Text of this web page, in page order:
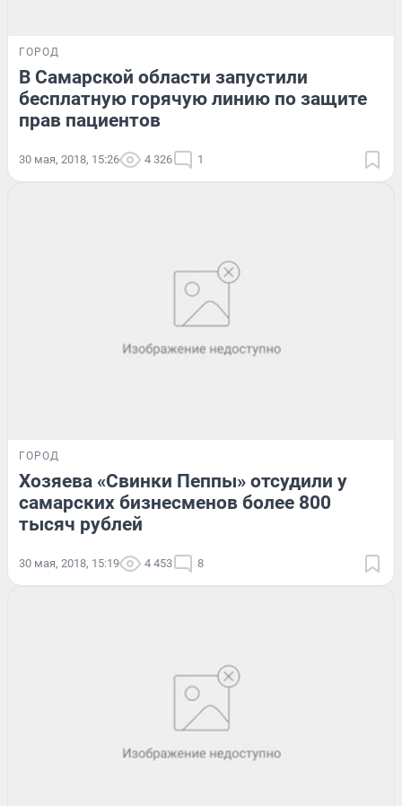
ГОРОД
В Самарской области запустили
бесплатную горячую линию по защите
прав пациентов
30 мая, 2018, 15:26 4 326 1
ГОРОД
Хозяева «Свинки Пеппы» отсудили у
самарских бизнесменов более 800
тысяч рублей
30 мая, 2018, 15:19 4 453 8